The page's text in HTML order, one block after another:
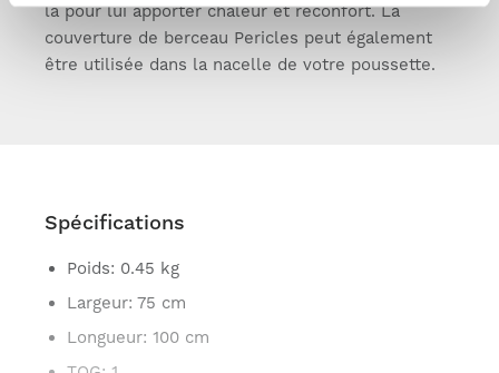
là pour lui apporter chaleur et réconfort. La
couverture de berceau Pericles peut également
être utilisée dans la nacelle de votre poussette.
Spécifications
Poids: 0.45 kg
Largeur: 75 cm
Longueur: 100 cm